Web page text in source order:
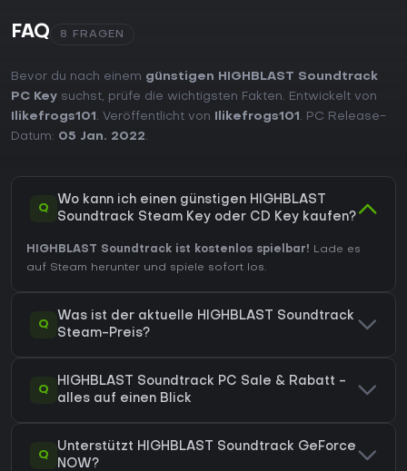
FAQ 8 FRAGEN
Bevor du nach einem günstigen HIGHBLAST Soundtrack
PC Key suchst, prüfe die wichtigsten Fakten. Entwickelt von
Ilikefrogs101 . Veröffentlicht von Ilikefrogs101 . PC Release-
Datum: 05 Jan. 2022.
Q
Wo kann ich einen günstigen HIGHBLAST
Soundtrack Steam Key oder CD Key kaufen?
HIGHBLAST Soundtrack ist kostenlos spielbar! Lade es
auf Steam herunter und spiele sofort los.
Q
Was ist der aktuelle HIGHBLAST Soundtrack
Steam-Preis?
Q
HIGHBLAST Soundtrack PC Sale & Rabatt -
alles auf einen Blick
Q
Unterstützt HIGHBLAST Soundtrack GeForce
NOW?